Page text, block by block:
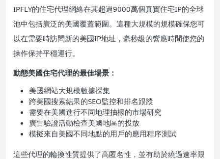
IPFLY的住宅代理網絡在其超過9000萬個真實住宅IP的全球
池中包括廣泛的美國覆蓋範圍。這種大規模的規模確保您可
以在需要時訪問新的美國IP地址，毫秒級的響應時間使您的
操作保持平穩運行。
動態美國住宅代理的最佳場景：
美國網站大規模數據採集
跨美國搜索結果的SEO監控和排名跟蹤
需要在美國進行不同地理抽樣的市場研究
廣告驗證活動檢查美國地區的投放
模擬來自美國不同地點的用戶的應用程序測試
這些代理的輪換性質提供了高匿名性，並有助於繞過速率限